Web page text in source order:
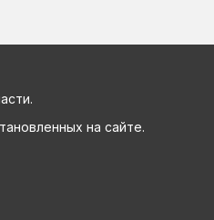
на сайте.